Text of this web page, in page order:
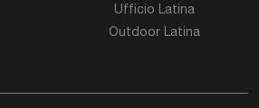
Ufficio Latina
Outdoor Latina